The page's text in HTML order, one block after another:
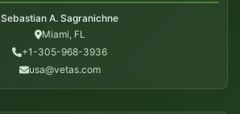
Sebastian A. Sagranichne
Miami, FL
+1-305-968-3936
usa@vetas.com